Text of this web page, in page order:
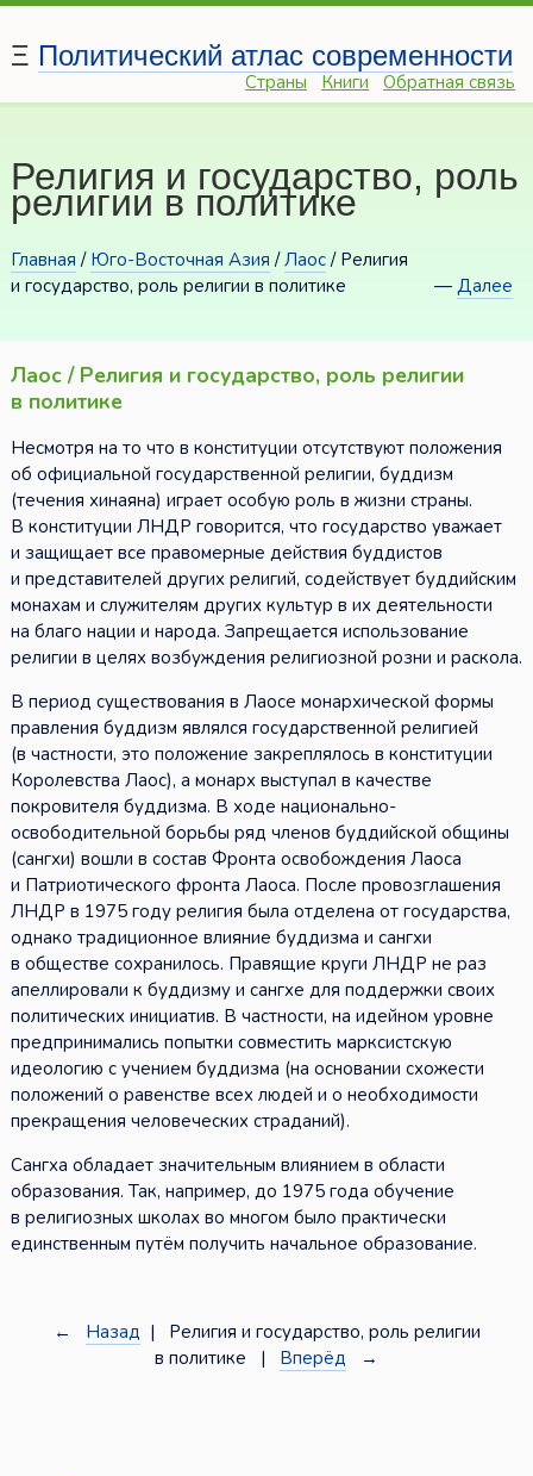
Ξ Политический атлас современности
Страны Книги Обратная связь
Религия и государство, роль
религии в политике
Главная / Юго-Восточная Азия /Лаос/ Религия
и государство, роль религии в политике
—Далее
Лаос / Религия и государство, роль религии
в политике
Несмотря на то что в конституции отсутствуют положения
об официальной государственной религии, буддизм
(течения хинаяна) играет особую роль в жизни страны.
В конституции ЛНДР говорится, что государство уважает
и защищает все правомерные действия буддистов
и представителей других религий, содействует буддийским
монахам и служителям других культур в их деятельности
на благо нации и народа. Запрещается использование
религии в целях возбуждения религиозной розни и раскола.
В период существования в Лаосе монархической формы
правления буддизм являлся государственной религией
(в частности, это положение закреплялось в конституции
Королевства Лаос), а монарх выступал в качестве
покровителя буддизма. В ходе национально-
освободительной борьбы ряд членов буддийской общины
(сангхи) вошли в состав Фронта освобождения Лаоса
и Патриотического фронта Лаоса. После провозглашения
ЛНДР в 1975 году религия была отделена от государства,
однако традиционное влияние буддизма и сангхи
в обществе сохранилось. Правящие круги ЛНДР не раз
апеллировали к буддизму и сангхе для поддержки своих
политических инициатив. В частности, на идейном уровне
предпринимались попытки совместить марксистскую
идеологию с учением буддизма (на основании схожести
положений о равенстве всех людей и о необходимости
прекращения человеческих страданий).
Сангха обладает значительным влиянием в области
образования. Так, например, до 1975 года обучение
в религиозных школах во многом было практически
единственным путём получить начальное образование.
← Назад | Религия и государство, роль религии
в политике | Вперёд →